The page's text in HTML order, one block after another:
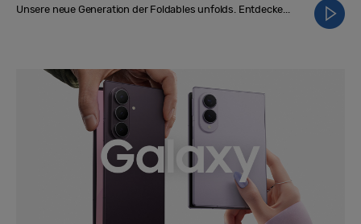
Unsere neue Generation der Foldables unfolds. Entdecke...